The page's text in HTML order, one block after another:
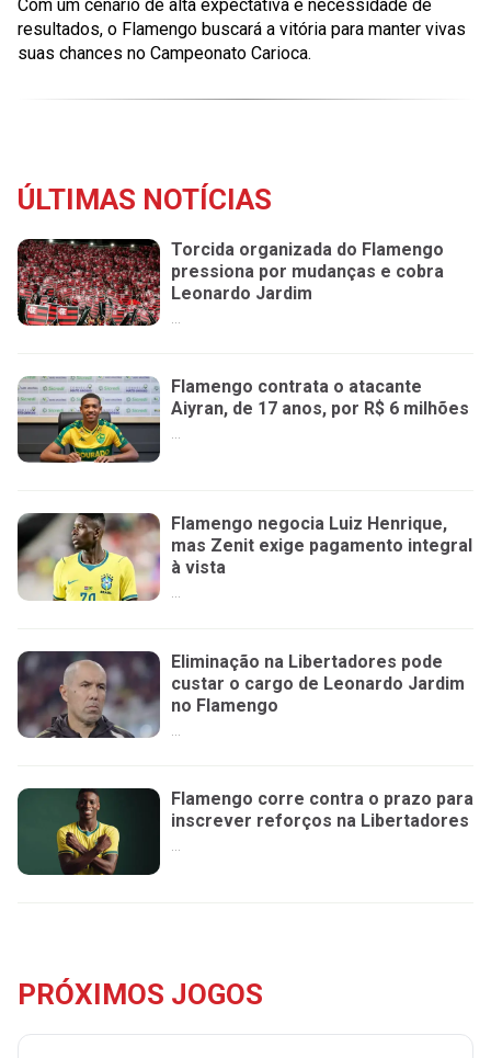
Com um cenário de alta expectativa e necessidade de
resultados, o Flamengo buscará a vitória para manter vivas
suas chances no Campeonato Carioca.
ÚLTIMAS NOTÍCIAS
Torcida organizada do Flamengo
pressiona por mudanças e cobra
Leonardo Jardim
...
Flamengo contrata o atacante
Aiyran, de 17 anos, por R$ 6 milhões
...
Flamengo negocia Luiz Henrique,
mas Zenit exige pagamento integral
à vista
...
Eliminação na Libertadores pode
custar o cargo de Leonardo Jardim
no Flamengo
Flamengo corre contra o prazo para
inscrever reforços na Libertadores
...
PRÓXIMOS JOGOS